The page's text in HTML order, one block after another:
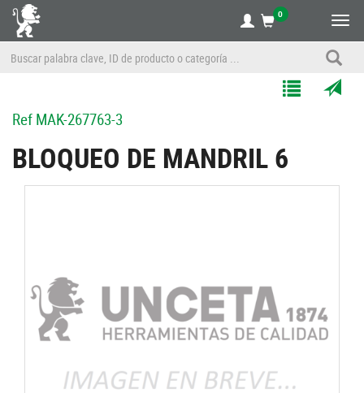
0
un
Listas
RefMAK-267763-3
BLOQUEO DE MANDRIL 6